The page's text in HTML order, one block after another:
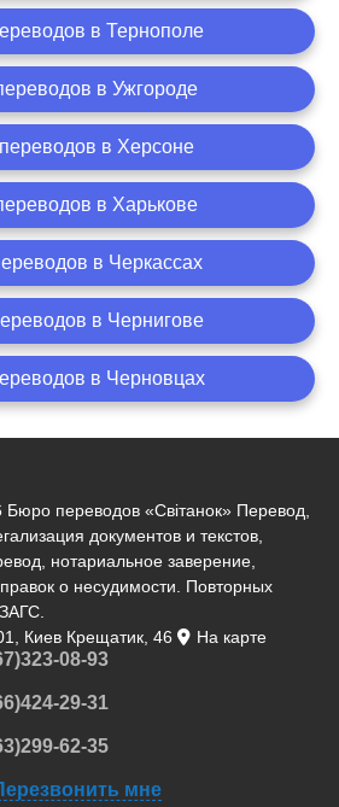
в Тернополе
в Ужгороде
в Херсоне
в Харькове
в Черкассах
в Чернигове
в Черновцах
переводов «Світанок» Перевод
документов и текстов,
нотариальное заверение
о несудимости. Повторных
Киев Крещатик, 46 На карте
08-93
29-31
62-35
мне